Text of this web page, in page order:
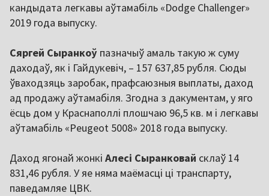
кандыдата легкавы аўтамабіль «Dodge Challenger»
2019 года выпуску.
Сяргей Сыранкоў пазначыў амаль такую ж суму
даходаў, як і Гайдукевіч, – 157 637,85 рубля. Сюды
ўваходзяць заробак, прафсаюзныя выплаты, даход
ад продажу аўтамабіля. Згодна з дакументам, у яго
ёсць дом у Краснаполлі плошчаю 96,5 кв. м і легкавы
аўтамабіль «Peugeot 5008» 2018 года выпуску.
Даход ягонай жонкі Алесі Сыранковай склаў 14
831,46 рубля. У яе няма маёмасці ці транспарту,
паведамляе ЦВК.